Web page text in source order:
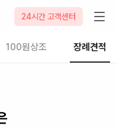
24시간 고객센터
100원상조 장례견적